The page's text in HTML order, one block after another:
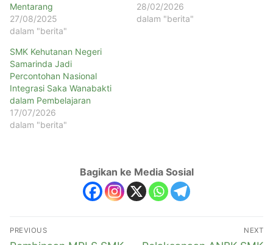
Mentarang
27/08/2025
dalam "berita"
28/02/2026
dalam "berita"
SMK Kehutanan Negeri
Samarinda Jadi
Percontohan Nasional
Integrasi Saka Wanabakti
dalam Pembelajaran
17/07/2026
dalam "berita"
Bagikan ke Media Sosial
PREVIOUS NEXT